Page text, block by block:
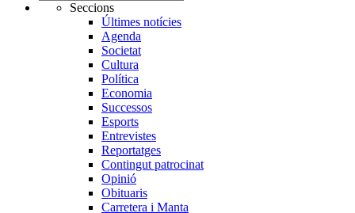
Seccions
Últimes notícies
Agenda
Societat
Cultura
Política
Economia
Successos
Esports
Entrevistes
Reportatges
Contingut patrocinat
Opinió
Obituaris
Carretera i Manta